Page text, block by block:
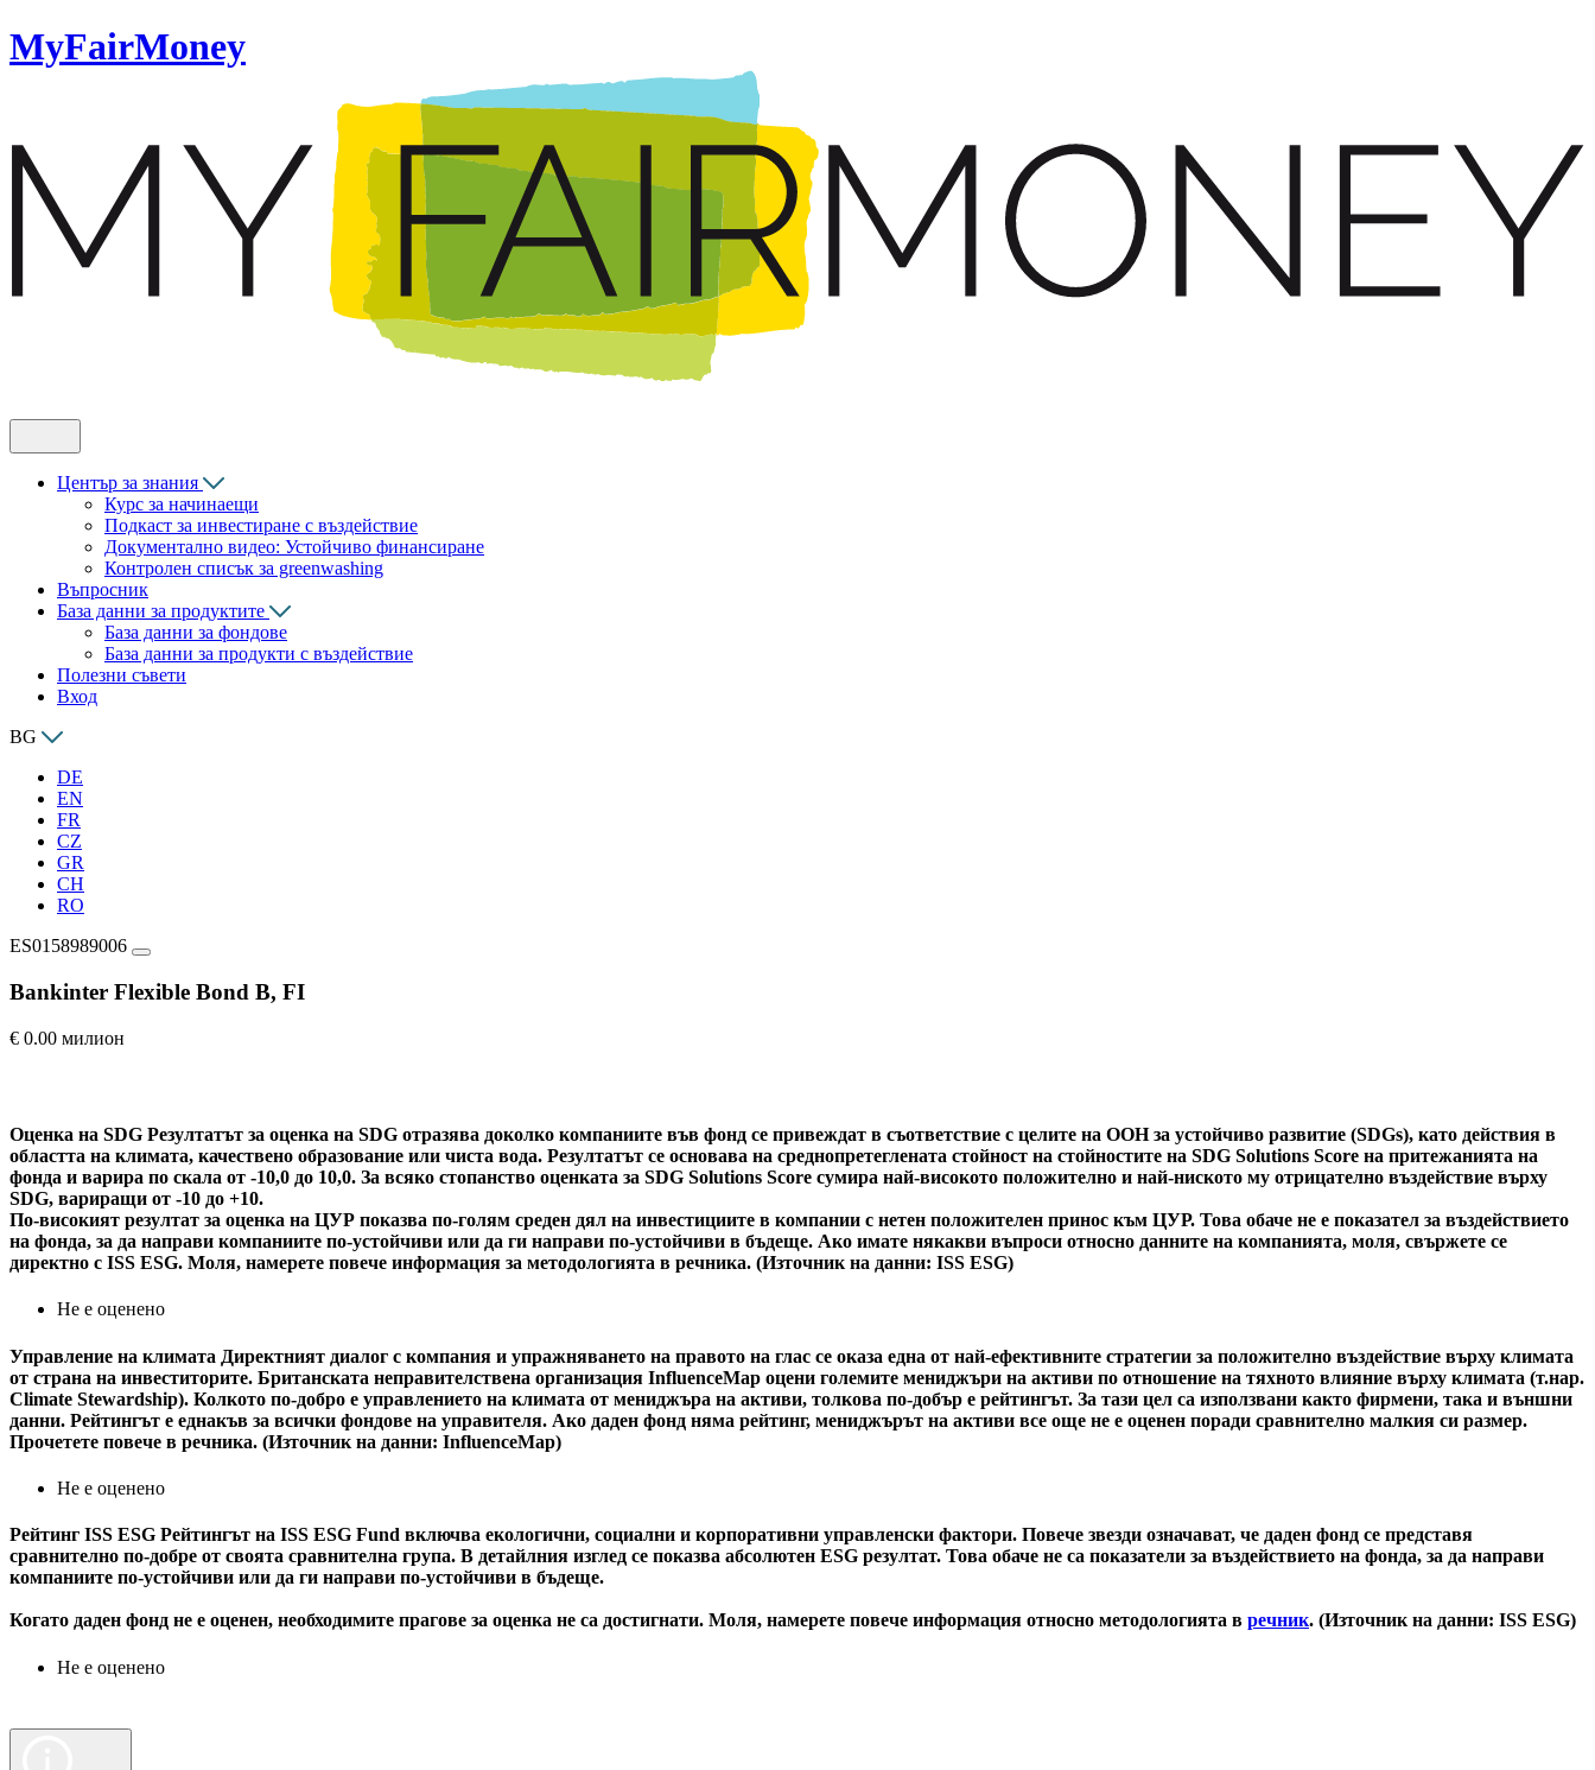
MyFairMoney
Център за знания
Курс за начинаещи
Подкаст за инвестиране с въздействие
Документално видео: Устойчиво финансиране
Контролен списък за greenwashing
Въпросник
База данни за продуктите
База данни за фондове
База данни за продукти с въздействие
Полезни съвети
Вход
BG
DE
EN
FR
CZ
GR
CH
RO
ES0158989006
Bankinter Flexible Bond B, FI
€ 0.00 милион
Оценка на SDG Резултатът за оценка на SDG отразява доколко компаниите във фонд се привеждат в съответствие с целите на ООН за устойчиво развитие (SDGs), като действия в
областта на климата, качествено образование или чиста вода. Резултатът се основава на среднопретеглената стойност на стойностите на SDG Solutions Score на притежанията на
фонда и варира по скала от -10,0 до 10,0. За всяко стопанство оценката за SDG Solutions Score сумира най-високото положително и най-ниското му отрицателно въздействие върху
SDG, вариращи от -10 до +10.
По-високият резултат за оценка на ЦУР показва по-голям среден дял на инвестициите в компании с нетен положителен принос към ЦУР. Това обаче не е показател за въздействието
на фонда, за да направи компаниите по-устойчиви или да ги направи по-устойчиви в бъдеще. Ако имате някакви въпроси относно данните на компанията, моля, свържете се
директно с ISS ESG. Моля, намерете повече информация за методологията в речника. (Източник на данни: ISS ESG)
Не е оценено
Управление на климата Директният диалог с компания и упражняването на правото на глас се оказа една от най-ефективните стратегии за положително въздействие върху климата
от страна на инвеститорите. Британската неправителствена организация InfluenceMap оцени големите мениджъри на активи по отношение на тяхното влияние върху климата (т.нар.
Climate Stewardship). Колкото по-добро е управлението на климата от мениджъра на активи, толкова по-добър е рейтингът. За тази цел са използвани както фирмени, така и външни
данни. Рейтингът е еднакъв за всички фондове на управителя. Ако даден фонд няма рейтинг, мениджърът на активи все още не е оценен поради сравнително малкия си размер.
Прочетете повече в речника. (Източник на данни: InfluenceMap)
Не е оценено
Рейтинг ISS ESG Рейтингът на ISS ESG Fund включва екологични, социални и корпоративни управленски фактори. Повече звезди означават, че даден фонд се представя
сравнително по-добре от своята сравнителна група. В детайлния изглед се показва абсолютен ESG резултат. Това обаче не са показатели за въздействието на фонда, за да направи
компаниите по-устойчиви или да ги направи по-устойчиви в бъдеще.
Когато даден фонд не е оценен, необходимите прагове за оценка не са достигнати. Моля, намерете повече информация относно методологията в речник. (Източник на данни: ISS ESG)
Не е оценено